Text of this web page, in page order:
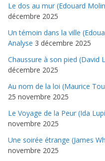
Le dos au mur (Edouard
décembre 2025
Un témoin dans la ville
Analyse 3 décembre 2025
Chaussure à son pied (David
décembre 2025
Au nom de la loi (Maurice
25 novembre 2025
Le Voyage de la Peur (Ida
novembre 2025
Une soirée étrange (James
novembre 2025